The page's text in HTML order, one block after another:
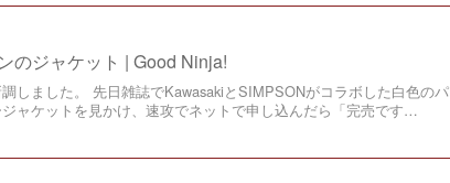
のジャケット | Good Ninja!
しました。 先日雑誌でKawasakiとSIMPSONがコラボした白色のパ
ャケットを見かけ、速攻でネットで申し込んだら「完売です…